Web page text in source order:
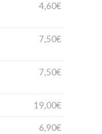
4,60€
7,50€
7,50€
19,00€
6,90€